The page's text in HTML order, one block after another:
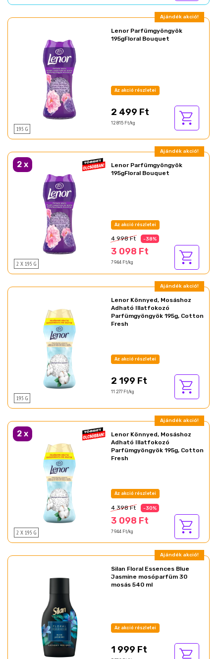
Ajándék akció!
195 G
Lenor Parfümgyöngyök
195gFloral Bouquet
Az akció részletei
2 499 Ft
12 815 Ft/kg
Ajándék akció!
2 x
2 X 195 G
Lenor Parfümgyöngyök
195gFloral Bouquet
Az akció részletei
4 998 Ft -38%
3 098 Ft
7 944 Ft/kg
Ajándék akció!
195 G
Lenor Könnyed, Mosáshoz
Adható Illatfokozó
Parfümgyöngyök 195g, Cotton
Fresh
Az akció részletei
2 199 Ft
11 277 Ft/kg
Ajándék akció!
2 x
2 X 195 G
Lenor Könnyed, Mosáshoz
Adható Illatfokozó
Parfümgyöngyök 195g, Cotton
Fresh
Az akció részletei
4 398 Ft -30%
3 098 Ft
7 944 Ft/kg
Ajándék akció!
Silan Floral Essences Blue
Jasmine mosóparfüm 30
mosás 540 ml
Az akció részletei
1 999 Ft